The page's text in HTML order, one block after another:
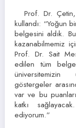
Prof. Dr. Çetin,
kullandı: “Yoğun
belgesini aldık.
kazanabilmemiz
Prof. Dr. Sait
edilen tüm
üniversitemizin
göstergeler
var ve bu
katkı
ediyorum.”